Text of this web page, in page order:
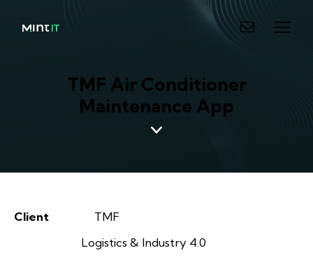
TMF Air Conditioner
Maintenance App
Client
TMF
Logistics & Industry 4.0